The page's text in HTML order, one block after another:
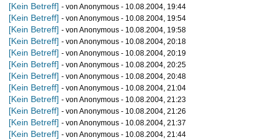
[Kein Betreff] - von Anonymous - 10.08.2004, 19:44
[Kein Betreff] - von Anonymous - 10.08.2004, 19:54
[Kein Betreff] - von Anonymous - 10.08.2004, 19:58
[Kein Betreff] - von Anonymous - 10.08.2004, 20:18
[Kein Betreff] - von Anonymous - 10.08.2004, 20:19
[Kein Betreff] - von Anonymous - 10.08.2004, 20:25
[Kein Betreff] - von Anonymous - 10.08.2004, 20:48
[Kein Betreff] - von Anonymous - 10.08.2004, 21:04
[Kein Betreff] - von Anonymous - 10.08.2004, 21:23
[Kein Betreff] - von Anonymous - 10.08.2004, 21:26
[Kein Betreff] - von Anonymous - 10.08.2004, 21:37
[Kein Betreff] - von Anonymous - 10.08.2004, 21:44